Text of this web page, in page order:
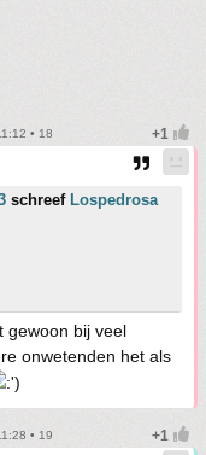
• 18
schreef Lospedrosa
gewoon bij veel
onwetenden het als
• 19